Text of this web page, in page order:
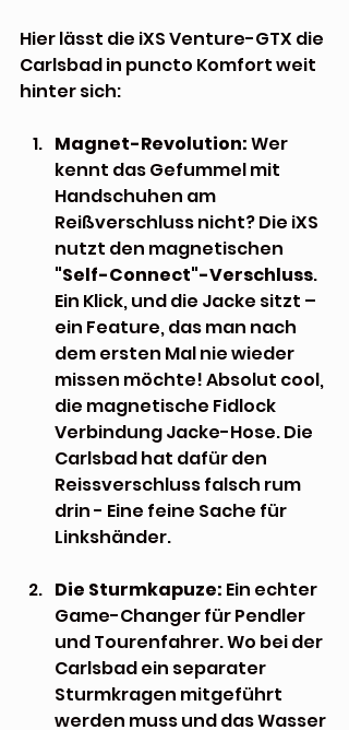
Hier lässt die iXS Venture-GTX die
Carlsbad in puncto Komfort weit
hinter sich:
Magnet-Revolution: Wer
kennt das Gefummel mit
Handschuhen am
Reißverschluss nicht? Die iXS
nutzt den magnetischen
"Self-Connect"-Verschluss.
Ein Klick, und die Jacke sitzt –
ein Feature, das man nach
dem ersten Mal nie wieder
missen möchte! Absolut cool,
die magnetische Fidlock
Verbindung Jacke-Hose. Die
Carlsbad hat dafür den
Reissverschluss falsch rum
drin - Eine feine Sache für
Linkshänder.
Die Sturmkapuze: Ein echter
Game-Changer für Pendler
und Tourenfahrer. Wo bei der
Carlsbad ein separater
Sturmkragen mitgeführt
werden muss und das Wasser